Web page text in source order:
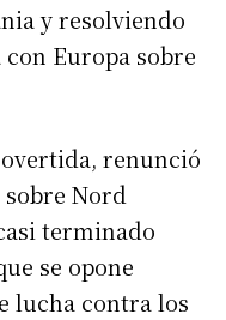
y resolviendo
Europa sobre
renunció
Nord
terminado
se opone
lucha contra los